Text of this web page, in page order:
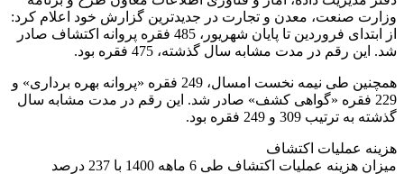
وزارت صنعت، معدن و تجارت در جدیدترین گزارش خود اعلام کرد:
از ابتدای فروردین تا پایان شهریور، 485 فقره پروانه اکتشاف صادر
شد. این رقم در مدت مشابه سال گذشته، 475 فقره بود.
همچنین طی نیمه نخست امسال، 249 فقره «پروانه بهره برداری» و
229 فقره «گواهی کشف» صادر شد. این رقم در مدت مشابه سال
گذشته به ترتیب 309 و 249 فقره بود.
هزینه عملیات اکتشاف
میزان هزینه عملیات اکتشاف طی 6 ماهه 1400 با 237 درصد